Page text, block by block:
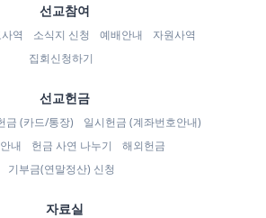
선교참여
역 소식지 신청 예배안내
자원사역
집회신청하기
선교헌금
금 (카드/통장)
일시헌금 (계좌번호안내)
내
헌금 사연 나누기
해외헌금
기부금(연말정산) 신청
자료실